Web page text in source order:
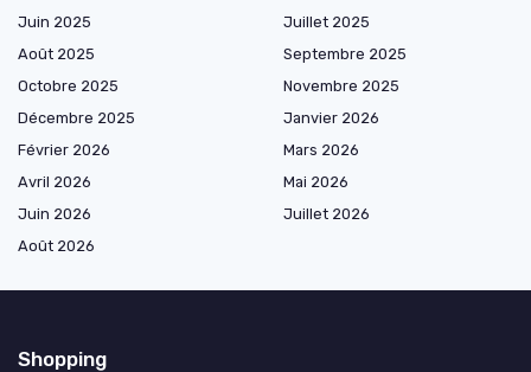
Juin 2025
Juillet 2025
Août 2025
Septembre 2025
Octobre 2025
Novembre 2025
Décembre 2025
Janvier 2026
Février 2026
Mars 2026
Avril 2026
Mai 2026
Juin 2026
Juillet 2026
Août 2026
Shopping